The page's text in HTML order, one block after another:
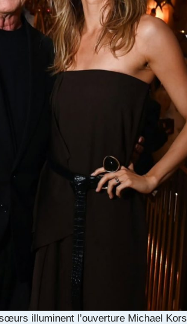
illuminent l’ouverture Michael